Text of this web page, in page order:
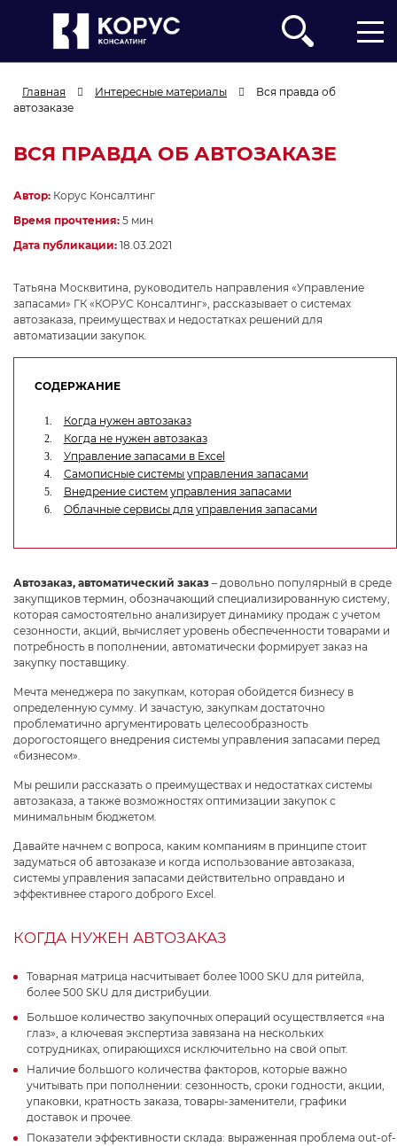
Главная Интересные материалы
Вся правда об
автозаказе
ВСЯ ПРАВДА ОБ АВТОЗАКАЗЕ
Автор: Корус Консалтинг
Время прочтения: 5 мин
Дата публикации: 18.03.2021
Татьяна Москвитина, руководитель направления «Управление
запасами» ГК «КОРУС Консалтинг», рассказывает о системах
автозаказа, преимуществах и недостатках решений для
автоматизации закупок.
СОДЕРЖАНИЕ
Когда нужен автозаказ
Когда не нужен автозаказ
Управление запасами в Excel
Самописные системы управления запасами
Внедрение систем управления запасами
Облачные сервисы для управления запасами
Автозаказ, автоматический заказ – довольно популярный в среде
закупщиков термин, обозначающий специализированную систему,
которая самостоятельно анализирует динамику продаж с учетом
сезонности, акций, вычисляет уровень обеспеченности товарами и
потребность в пополнении, автоматически формирует заказ на
закупку поставщику.
Мечта менеджера по закупкам, которая обойдется бизнесу в
определенную сумму. И зачастую, закупкам достаточно
проблематично аргументировать целесообразность
дорогостоящего внедрения системы управления запасами перед
«бизнесом».
Мы решили рассказать о преимуществах и недостатках системы
автозаказа, а также возможностях оптимизации закупок с
минимальным бюджетом.
Давайте начнем с вопроса, каким компаниям в принципе стоит
задуматься об автозаказе и когда использование автозаказа,
системы управления запасами действительно оправдано и
эффективнее старого доброго Excel.
КОГДА НУЖЕН АВТОЗАКАЗ
Товарная матрица насчитывает более 1000 SKU для ритейла,
более 500 SKU для дистрибуции.
Большое количество закупочных операций осуществляется «на
глаз», а ключевая экспертиза завязана на нескольких
сотрудниках, опирающихся исключительно на свой опыт.
Наличие большого количества факторов, которые важно
учитывать при пополнении: сезонность, сроки годности, акции,
упаковки, кратность заказа, товары-заменители, графики
доставок и прочее.
Показатели эффективности склада: выраженная проблема out-of-
Компания
Телефон Корпоративный E-mail
Опишите подробнее Вашу задачу
Даю согласиена обработку персональных данных
Политика обработки персональных данных
После обработки заявки с вами свяжется наш
специалист.
Не волнуйтесь, если пропустите звонок, мы
обязательно перезвоним еще раз!